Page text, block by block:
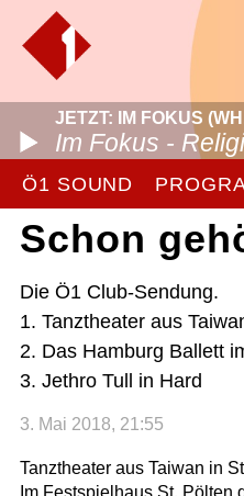
JETZT: IM FOKUS
Im Fokus -
Ö1 SOUND
Schon
Die Ö1 Club-Sendung.
1. Tanztheater aus
2. Das Hamburg Ballett
3. Jethro Tull in Hard
3. Mai 2018, 21:55
Tanztheater aus Taiwan in
Im Festspielhaus St. Pölten